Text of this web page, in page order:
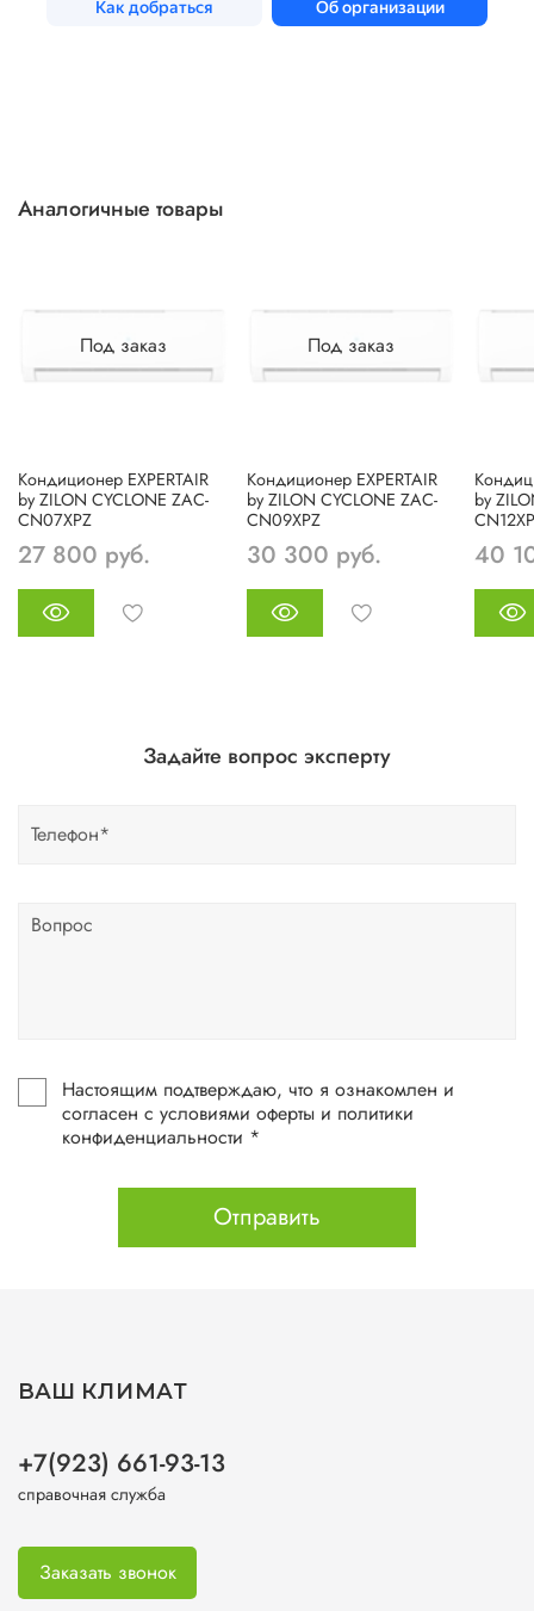
Аналогичные товары
Под заказ
Кондиционер EXPERTAIR
by ZILON CYCLONE ZAC-
CN07XPZ
27 800 руб.
Под заказ
Кондиционер EXPERTAIR
by ZILON CYCLONE ZAC-
CN09XPZ
30 300 руб.
by
40
Задайте вопрос эксперту
Настоящим подтверждаю, что я ознакомлен и
согласен с условиями оферты и политики
конфиденциальности *
Отправить
ВАШ КЛИМАТ
+7(923) 661-93-13
справочная служба
Заказать звонок